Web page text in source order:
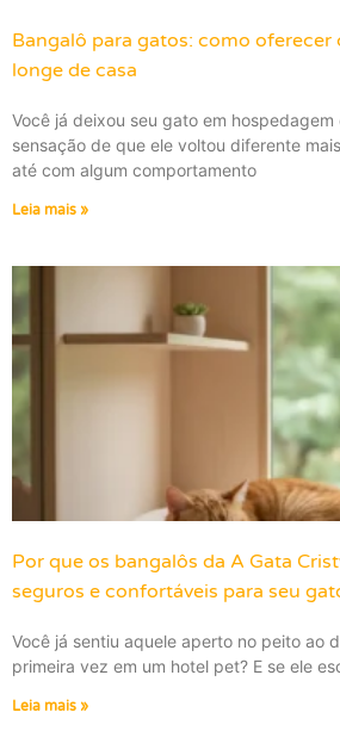
Bangalô para gatos: como
longe de casa
Você já deixou seu gato em hospedagem
sensação de que ele voltou diferente
até com algum comportamento
Leia mais »
Por que os bangalôs da A Gata
seguros e confortáveis para seu
Você já sentiu aquele aperto no peito ao
primeira vez em um hotel pet? E se ele
Leia mais »